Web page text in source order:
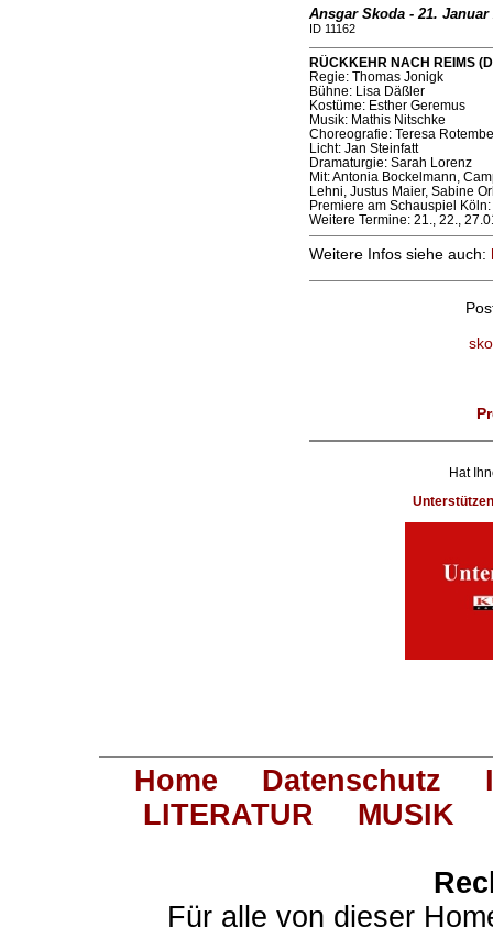
Ansgar Skoda - 21. Januar
ID 11162
RÜCKKEHR NACH REIMS
Regie: Thomas Jonigk
Bühne: Lisa Däßler
Kostüme: Esther Geremus
Musik: Mathis Nitschke
Choreografie: Teresa
Licht: Jan Steinfatt
Dramaturgie: Sarah Lorenz
Mit: Antonia Bockelmann,
Lehni, Justus Maier, Sabine
Premiere am Schauspiel
Weitere Termine: 21., 22.,
Weitere Infos siehe auch:
Hat
Home Datenschutz
LITERATUR
MUSIK
Für alle von dieser